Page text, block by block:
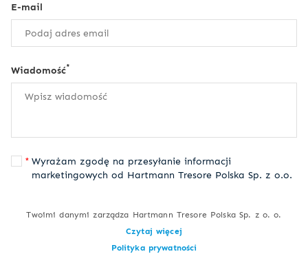
E-mail
Wiadomość*
Wyrażam zgodę na przesyłanie informacji
marketingowych od Hartmann Tresore Polska Sp. z o.o.
Twoimi danymi zarządza Hartmann Tresore Polska Sp. z o. o.
Czytaj więcej
Polityka prywatności